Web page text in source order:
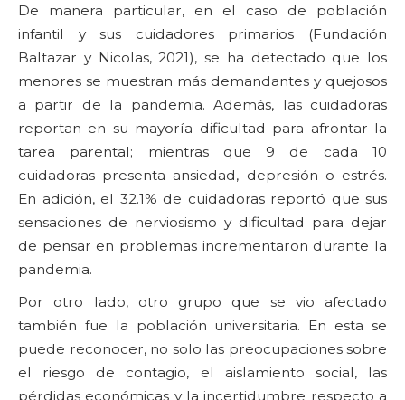
De manera particular, en el caso de población
infantil y sus cuidadores primarios (Fundación
Baltazar y Nicolas, 2021), se ha detectado que los
menores se muestran más demandantes y quejosos
a partir de la pandemia. Además, las cuidadoras
reportan en su mayoría dificultad para afrontar la
tarea parental; mientras que 9 de cada 10
cuidadoras presenta ansiedad, depresión o estrés.
En adición, el 32.1% de cuidadoras reportó que sus
sensaciones de nerviosismo y dificultad para dejar
de pensar en problemas incrementaron durante la
pandemia.
Por otro lado, otro grupo que se vio afectado
también fue la población universitaria. En esta se
puede reconocer, no solo las preocupaciones sobre
el riesgo de contagio, el aislamiento social, las
pérdidas económicas y la incertidumbre respecto a